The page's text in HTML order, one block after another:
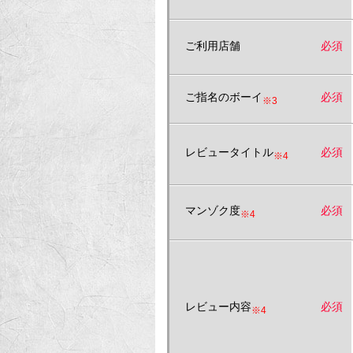
ご利用店舗 必須
ご指名のボーイ ※3 必須
レビュータイトル※4 必須
マンゾク度※4 必須
レビュー内容※4 必須